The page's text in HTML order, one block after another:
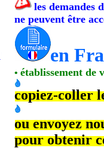
les demandes
ne peuvent être
en
•établissement de
copiez-coller
ou envoyez
pour obtenir